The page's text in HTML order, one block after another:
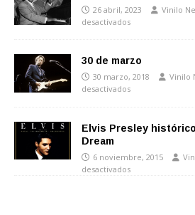
26 abril, 2023 Vinilo
desactivados
30 de marzo
30 marzo, 2018 Vinilo
desactivados
Elvis Presley
Dream
6 noviembre, 2015
desactivados